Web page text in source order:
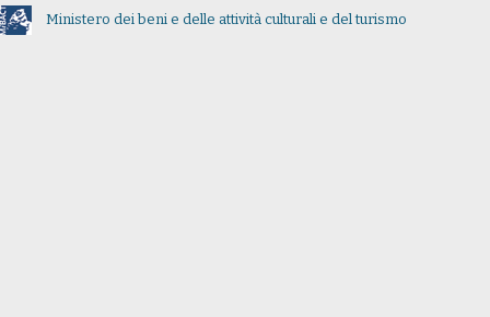
Ministero dei beni e delle attività culturali e del turismo